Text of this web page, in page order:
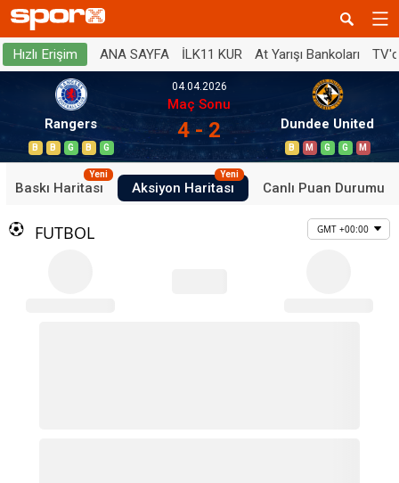
Hızlı Erişim ANA SAYFA İLK11 KUR At Yarışı Bankoları
Rangers
B B G B G
04.04.2026
Maç Sonu
4 - 2 Dundee United
B M G G M
Baskı Haritası
Yeni
Aksiyon Haritası
Yeni
Canlı Puan Durumu
FUTBOL GMT +00:00